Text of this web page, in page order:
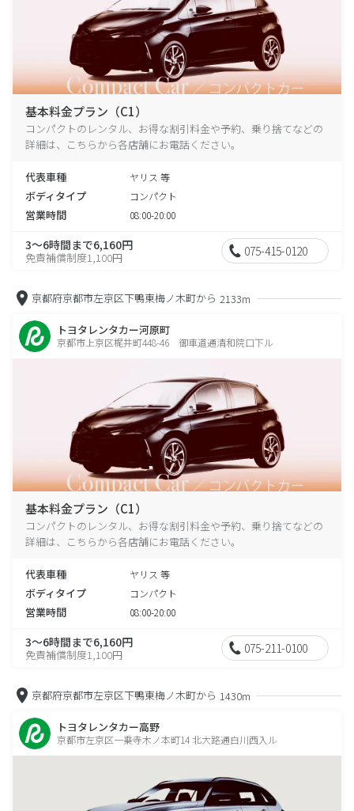
基本料金プラン（C1）
コンパクトのレンタル、お得な割引料金や予約、乗り捨てなどの
詳細は、こちらから各店舗にお電話ください。
代表車種 ヤリス 等
ボディタイプ コンパクト
営業時間 08:00-20:00
3～6時間まで6,160円
免責補償制度1,100円 075-415-0120
京都府京都市左京区下鴨東梅ノ木町から 2133m
トヨタレンタカー河原町
京都市上京区梶井町448-46 御車道通清和院口下ル
基本料金プラン（C1）
コンパクトのレンタル、お得な割引料金や予約、乗り捨てなどの
詳細は、こちらから各店舗にお電話ください。
代表車種 ヤリス 等
ボディタイプ コンパクト
営業時間 08:00-20:00
3～6時間まで6,160円
免責補償制度1,100円 075-211-0100
京都府京都市左京区下鴨東梅ノ木町から 1430m
トヨタレンタカー高野
京都市左京区一乗寺木ノ本町14 北大路通白川西入ル